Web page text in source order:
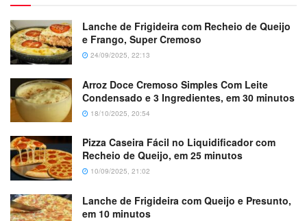
Lanche de Frigideira com Recheio de Queijo
e Frango, Super Cremoso
24/09/2025, 22:13
Arroz Doce Cremoso Simples Com Leite
Condensado e 3 Ingredientes, em 30 minutos
18/10/2025, 20:54
Pizza Caseira Fácil no Liquidificador com
Recheio de Queijo, em 25 minutos
10/09/2025, 21:02
Lanche de Frigideira com Queijo e Presunto,
em 10 minutos